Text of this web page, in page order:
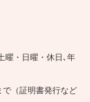
曜・日曜・休日､年
（証明書発行など